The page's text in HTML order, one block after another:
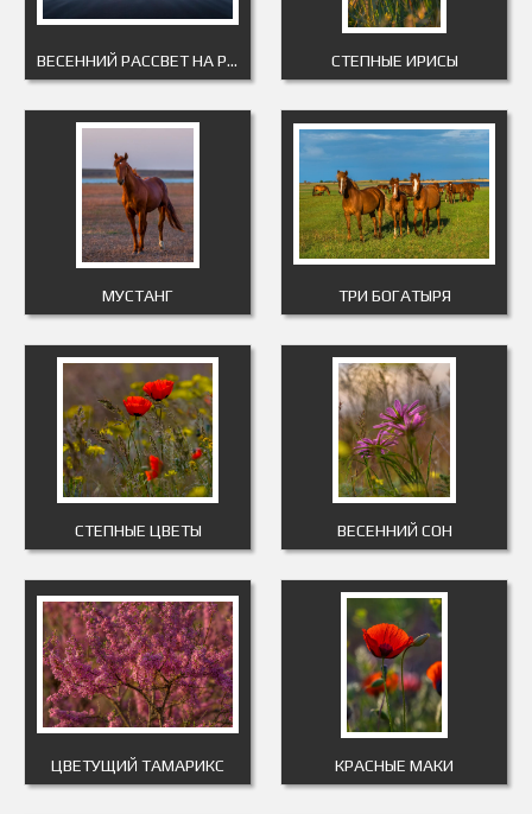
ВЕСЕННИЙ РАССВЕТ НА РЕКЕ СТЕПНЫЕ ИРИСЫ
МУСТАНГ ТРИ БОГАТЫРЯ
СТЕПНЫЕ ЦВЕТЫ ВЕСЕННИЙ СОН
ЦВЕТУЩИЙ ТАМАРИКС КРАСНЫЕ МАКИ